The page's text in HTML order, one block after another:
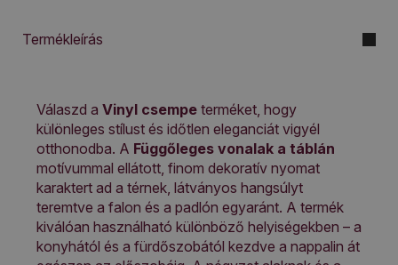
Termékleírás
Válaszd a Vinyl csempe terméket, hogy
különleges stílust és időtlen eleganciát vigyél
otthonodba. A Függőleges vonalak a táblán
motívummal ellátott, finom dekoratív nyomat
karaktert ad a térnek, látványos hangsúlyt
teremtve a falon és a padlón egyaránt. A termék
kiválóan használható különböző helyiségekben – a
konyhától és a fürdőszobától kezdve a nappalin át